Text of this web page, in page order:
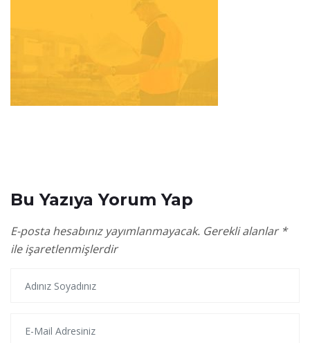
Bu Yazıya Yorum Yap
E-posta hesabınız yayımlanmayacak. Gerekli alanlar *
ile işaretlenmişlerdir